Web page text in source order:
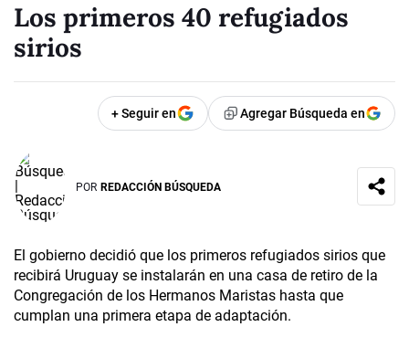
Los primeros 40 refugiados
sirios
+ Seguir en Agregar Búsqueda en
POR REDACCIÓN BÚSQUEDA
El gobierno decidió que los primeros refugiados sirios que
recibirá Uruguay se instalarán en una casa de retiro de la
Congregación de los Hermanos Maristas hasta que
cumplan una primera etapa de adaptación.